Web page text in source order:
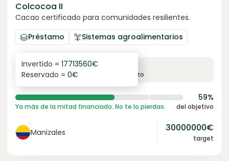
Colcocoa II
Cacao certificado para comunidades resilientes.
Préstamo
Sistemas agroalimentarios
6.1%
interés anual plazo
Invertido = 17713560€
Reservado = 0€
59%
Ya más de la mitad financiado. No te lo pierdas. del objetivo
Manizales 30000000€
target